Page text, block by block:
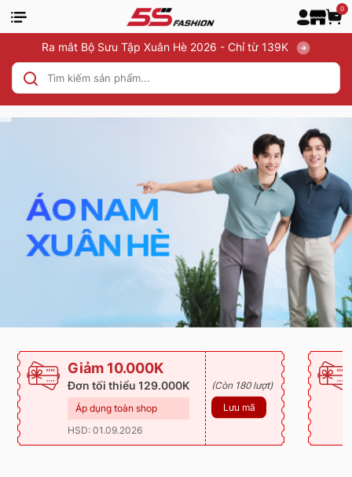
0
Ra mắt Bộ Sưu Tập Xuân Hè 2026 - Chỉ từ 139K
Giảm 10.000K
Đơn tối thiểu 129.000K
Áp dụng toàn shop
HSD: 01.09.2026
(Còn 180 lượt)
Lưu mã